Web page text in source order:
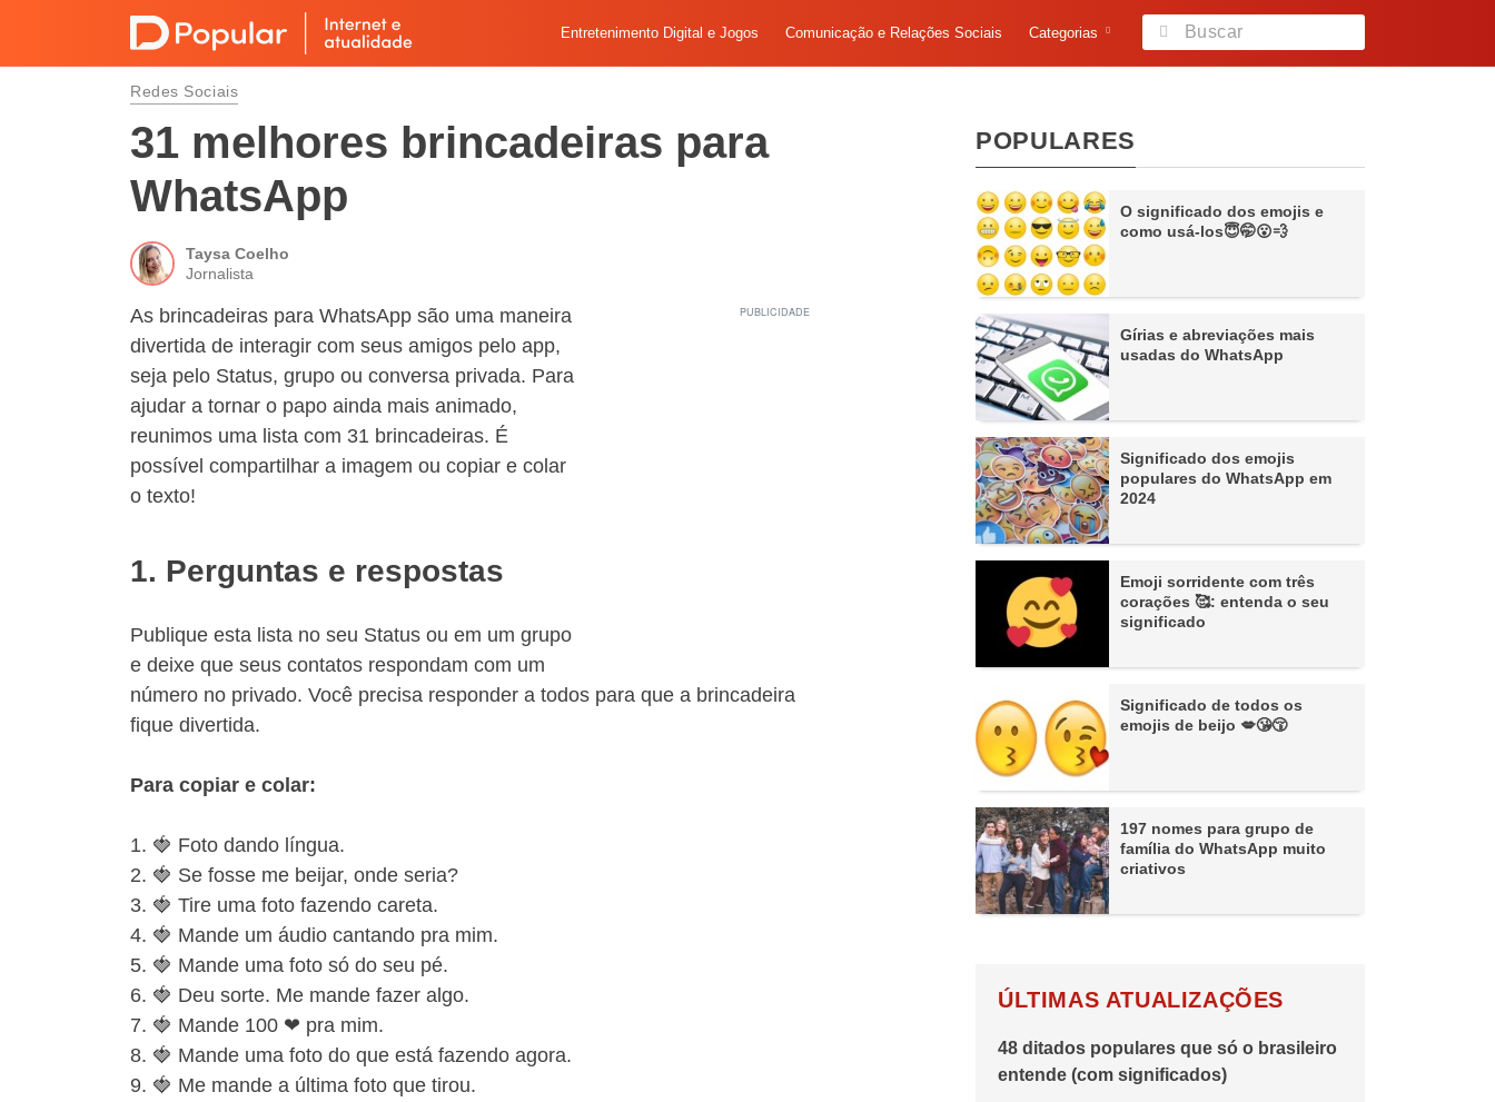
Entretenimento Digital e Jogos Comunicação e Relações Sociais Categorias
Redes Sociais
31 melhores brincadeiras para
WhatsApp
Taysa Coelho
Jornalista
As brincadeiras para WhatsApp são uma maneira
divertida de interagir com seus amigos pelo app,
seja pelo Status, grupo ou conversa privada. Para
ajudar a tornar o papo ainda mais animado,
reunimos uma lista com 31 brincadeiras. É
possível compartilhar a imagem ou copiar e colar
o texto!
1. Perguntas e respostas
Publique esta lista no seu Status ou em um grupo
e deixe que seus contatos respondam com um
número no privado. Você precisa responder a todos para que a brincadeira
fique divertida.
Para copiar e colar:
1. 🍓 Foto dando língua.
2. 🍓 Se fosse me beijar, onde seria?
3. 🍓 Tire uma foto fazendo careta.
4. 🍓 Mande um áudio cantando pra mim.
5. 🍓 Mande uma foto só do seu pé.
6. 🍓 Deu sorte. Me mande fazer algo.
7. 🍓 Mande 100 ❤ pra mim.
8. 🍓 Mande uma foto do que está fazendo agora.
9. 🍓 Me mande a última foto que tirou.
POPULARES
O significado dos emojis e
como usá-los😇🤭😮💨
Gírias e abreviações mais
usadas do WhatsApp
Significado dos emojis
populares do WhatsApp em
2024
Emoji sorridente com três
corações 🥰: entenda o seu
significado
Significado de todos os
emojis de beijo 💋😘😚
197 nomes para grupo de
família do WhatsApp muito
criativos
ÚLTIMAS ATUALIZAÇÕES
48 ditados populares que só o brasileiro
entende (com significados)